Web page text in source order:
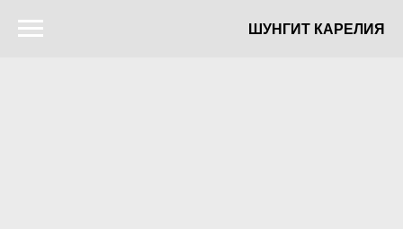
ШУНГИТ КАРЕЛИЯ